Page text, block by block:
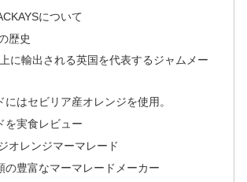
について
歴史
に輸出される英国を代表するジャムメー
にはセビリア産オレンジを使用。
を実食レビュー
オレンジマーマレード
の豊富なマーマレードメーカー